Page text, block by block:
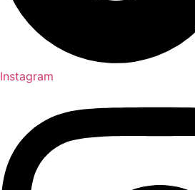
Instagram